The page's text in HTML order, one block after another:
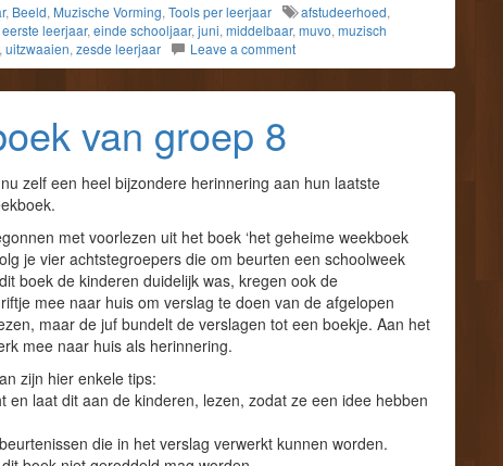
, Beeld, Muzische Vorming, Tools per leerjaar afstudeerhoed,
eerste leerjaar, einde schooljaar, juni, middelbaar, muvo, muzisch
, uitzwaaien, zesde leerjaar Leave a comment
van groep 8
zelf een heel bijzondere herinnering aan hun laatste
met voorlezen uit het boek ‘het geheime weekboek
je vier achtstegroepers die om beurten een schoolweek
boek de kinderen duidelijk was, kregen ook de
mee naar huis om verslag te doen van de afgelopen
maar de juf bundelt de verslagen tot een boekje. Aan het
mee naar huis als herinnering.
zijn hier enkele tips:
laat dit aan de kinderen, lezen, zodat ze een idee hebben
die in het verslag verwerkt kunnen worden.